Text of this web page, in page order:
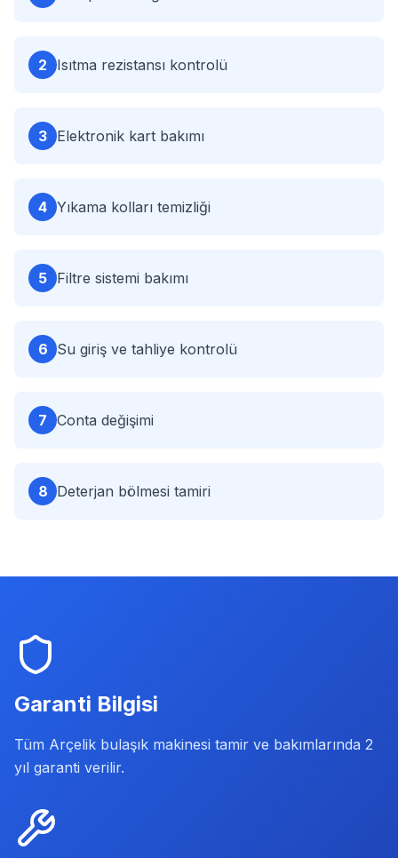
2 Isıtma rezistansı kontrolü
3 Elektronik kart bakımı
4 Yıkama kolları temizliği
5 Filtre sistemi bakımı
6 Su giriş ve tahliye kontrolü
7 Conta değişimi
8 Deterjan bölmesi tamiri
Garanti Bilgisi
Tüm Arçelik bulaşık makinesi tamir ve bakımlarında 2
yıl garanti verilir.